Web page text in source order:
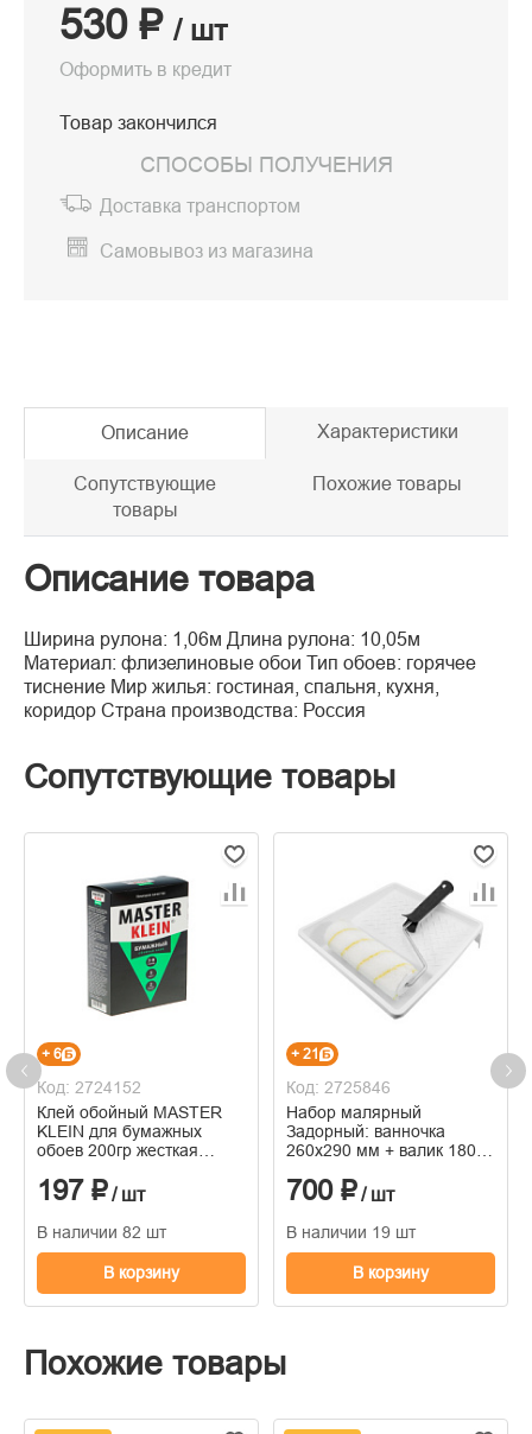
530 ₽ / шт
Оформить в кредит
Товар закончился
СПОСОБЫ ПОЛУЧЕНИЯ
Доставка транспортом
Самовывоз из магазина
Описание Характеристики
Сопутствующие
товары
Похожие товары
Описание товара
Ширина рулона: 1,06м Длина рулона: 10,05м
Материал: флизелиновые обои Тип обоев: горячее
тиснение Мир жилья: гостиная, спальня, кухня,
коридор Страна производства: Россия
Сопутствующие товары
+ 6
Код: 2724152
Клей обойный MASTER
KLEIN для бумажных
обоев 200гр жесткая
197 ₽/ шт
В наличии 82 шт
В корзину
+ 21
Код: 2725846
Набор малярный
Задорный: ванночка
260x290 мм + валик 180
мм, полиамид.
700 ₽/ шт
В наличии 19 шт
В корзину
Похожие товары